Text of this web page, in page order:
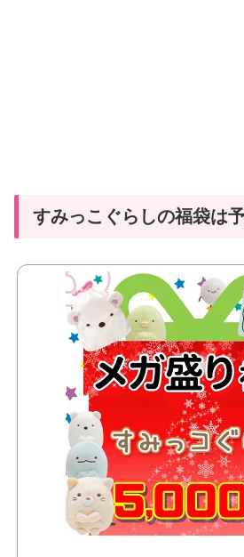
すみっこぐらしの福袋は